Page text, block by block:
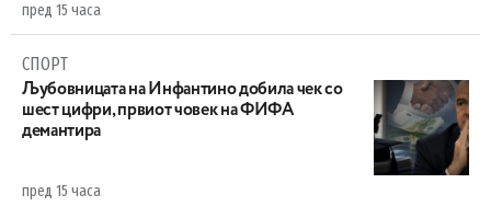
пред 15 часа
СПОРТ
Љубовницата на Инфантино добила чек со
шест цифри, првиот човек на ФИФА
демантира
пред 15 часа